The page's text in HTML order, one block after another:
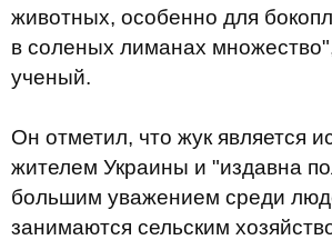
животных, особенно для
в соленых лиманах
ученый.
Он отметил, что жук является
жителем Украины и "издавна
большим уважением среди
занимаются сельским